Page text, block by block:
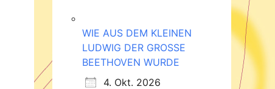
WIE AUS DEM KLEINEN
LUDWIG DER GROSSE
BEETHOVEN WURDE
4. Okt. 2026